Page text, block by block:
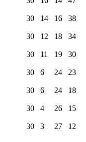
30 14 16 38
30 12 18 34
30 11 19 30
30 6 24 23
30 6 24 18
30 4 26 15
30 3 27 12